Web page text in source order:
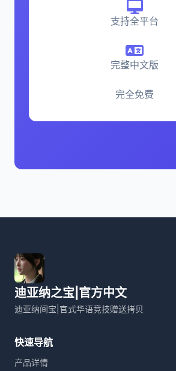
支持全平台
完整中文版
完全免费
迪亚纳之宝|官方中文
迪亚纳间宝|官式华语竞技赠送拷贝
快速导航
产品详情